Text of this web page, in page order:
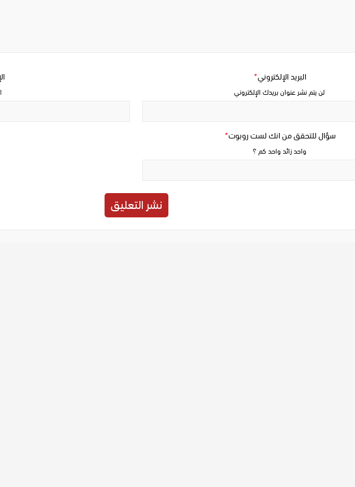
سؤال للتحقق من انك لست روبوت*
واحد زائد واحد كم ؟
البريد الإلكتروني*
لن يتم نشر عنوان بريدك الإلكتروني